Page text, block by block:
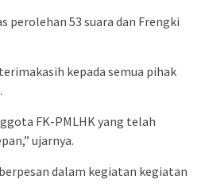
53 suara dan Frengki
kepada semua pihak
FK-PMLHK yang telah
ujarnya.
dalam kegiatan kegiatan